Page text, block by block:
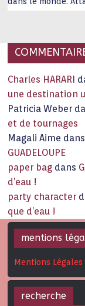
Charles HARARI
une destination
Patricia Weber
et de tournages
Magali Aime dans
GUADELOUPE
paper bag dans
d’eau !
party character
que d’eau !
mentions
Mentions Légales
recherche